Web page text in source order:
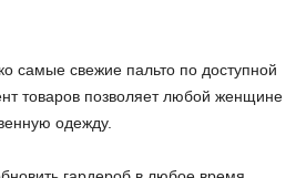
самые свежие пальто по доступной
товаров позволяет любой женщине
одежду.